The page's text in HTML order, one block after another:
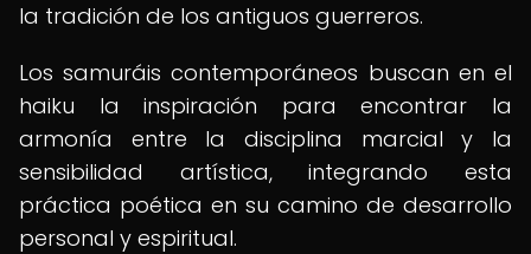
la tradición de los antiguos guerreros.
Los samuráis contemporáneos buscan en el
haiku la inspiración para encontrar la
armonía entre la disciplina marcial y la
sensibilidad artística, integrando esta
práctica poética en su camino de desarrollo
personal y espiritual.